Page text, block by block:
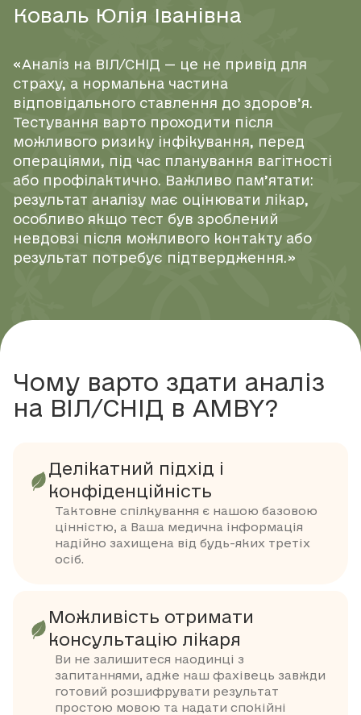
Коваль Юлія ванівна
«Аналіз на ВІЛ/СНІД — це не привід для
страху, а нормальна частина
відповідального ставлення до здоров’я.
Тестування варто проходити після
можливого ризику інфікування, перед
операціями, під час планування вагітності
або профілактично. Важливо пам’ятати:
результат аналізу має оцінювати лікар,
особливо якщо тест був зроблений
невдовзі після можливого контакту або
результат потребує підтвердження.»
Чому варто здати аналіз
на ВІЛ/СНІД в AMBY?
Делікатний підхід і
конфіденційність
Тактовне спілкування є нашою базовою
цінністю, а Ваша медична інформація
надійно захищена від будь-яких третіх
осіб.
Можливість отримати
консультацію лікаря
Ви не залишитеся наодинці з
запитаннями, адже наш фахівець завжди
готовий розшифрувати результат
простою мовою та надати спокійні